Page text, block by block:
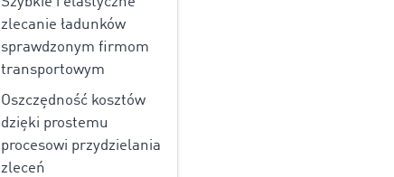
zlecanie ładunków
sprawdzonym firmom
transportowym
Oszczędność kosztów
dzięki prostemu
procesowi przydzielania
zleceń